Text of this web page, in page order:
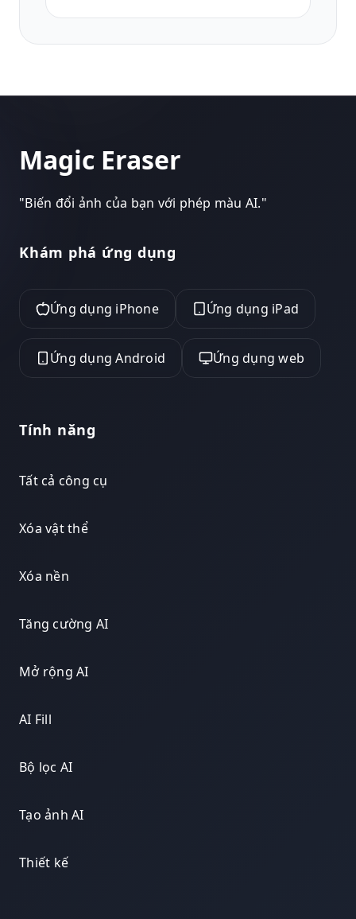
mạng xã hội.
Magic Eraser
"Biến đổi ảnh của bạn với phép màu AI."
Khám phá ứng dụng
Ứng dụng iPhone Ứng dụng iPad
Ứng dụng Android Ứng dụng web
Tính năng
Tất cả công cụ
Xóa vật thể
Xóa nền
Tăng cường AI
Mở rộng AI
AI Fill
Bộ lọc AI
Tạo ảnh AI
Thiết kế